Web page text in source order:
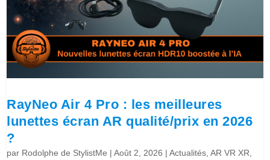
RayNeo Air 4 Pro : les meilleures
lunettes écran AR qualité/prix en 2026
?
par Rodolphe de StylistMe |Août 2, 2026 |Actualités,AR VR XR,